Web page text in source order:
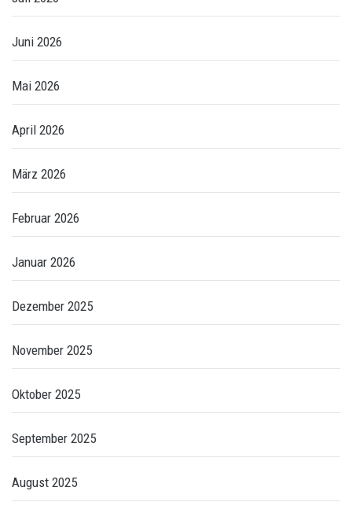
Juni 2026
Mai 2026
April 2026
März 2026
Februar 2026
Januar 2026
Dezember 2025
November 2025
Oktober 2025
September 2025
August 2025